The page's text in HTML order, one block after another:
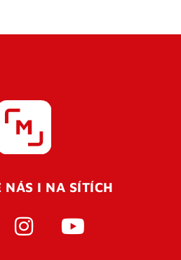
registrace je potřeba
Po úspěšném odeslání
NÁS I NA SÍTÍCH